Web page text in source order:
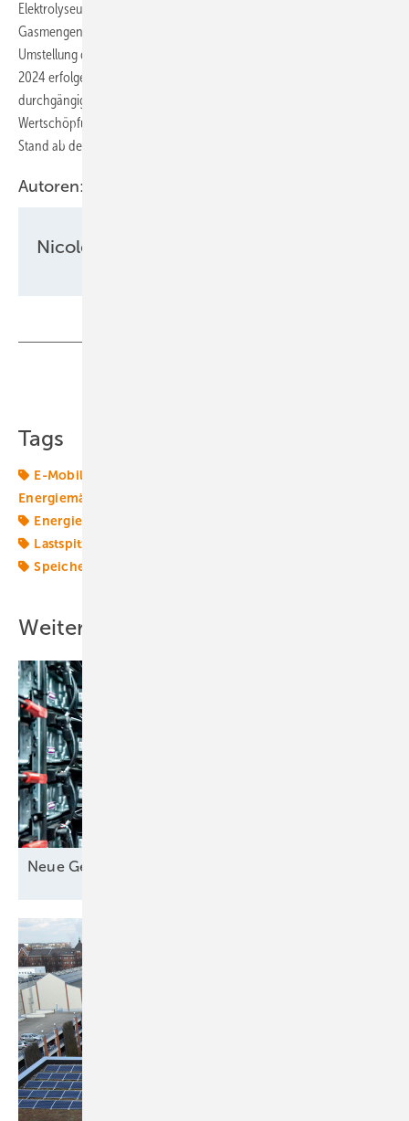
Elektrolyseur zusammen mit der Gasreinigung und
Gasmengenmessung im 3. Quartal 2025 in Betrieb genommen. Die
Umstellung der Transportleitung kann hingegen bereits zum 3. Quartal
2024 erfolgen und dann erste Tests durchlaufen. Einen
durchgängigen Forschungsbetrieb über die gesamte
Wertschöpfungskette hinweg kann das Konsortium nach aktuellem
Stand ab dem 3. Quartal 2025 aufnehmen.
Autoren:
Nicole Weinhold
Tags
E-Mobilität
Energiemärkte weltweit
Energieversorger
Lastspitzen
Speicher
Weitere Inhalte
Neue Geschäfte für